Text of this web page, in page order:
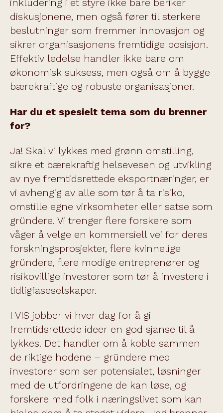
inkludering i et styre ikke bare beriker
diskusjonene, men også fører til sterkere
beslutninger som fremmer innovasjon og
sikrer organisasjonens fremtidige posisjon.
Effektiv ledelse handler ikke bare om
økonomisk suksess, men også om å bygge
bærekraftige og robuste organisasjoner.
Har du et spesielt tema som du brenner
for?
Ja! Skal vi lykkes med grønn omstilling,
sikre et bærekraftig helsevesen og utvikling
av nye fremtidsrettede eksportnæringer, er
vi avhengig av alle som tør å ta risiko,
omstille egne virksomheter eller satse som
gründere. Vi trenger flere forskere som
våger å velge en kommersiell vei for deres
forskningsprosjekter, flere kvinnelige
gründere, flere modige entreprenører og
risikovillige investorer som tør å investere i
tidligfaseselskaper.
I VIS jobber vi hver dag for å gi
fremtidsrettede ideer en god sjanse til å
lykkes. Det handler om å koble sammen
de riktige hodene – gründere med
investorer som ser potensialet, løsninger
med de utfordringene de kan løse, og
forskere med folk i næringslivet som kan